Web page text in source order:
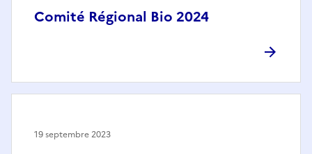
Comité Régional Bio 2024
19 septembre 2023